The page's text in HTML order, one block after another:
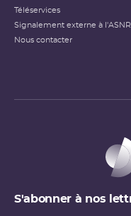
Téléservices
Signalement externe à l'ASNR
Nous contacter
S'abonner à nos